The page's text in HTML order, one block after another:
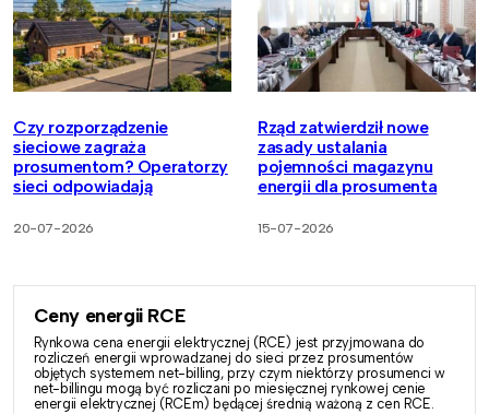
Czy rozporządzenie
sieciowe zagraża
prosumentom? Operatorzy
sieci odpowiadają
20-07-2026
Rząd zatwierdził nowe
zasady ustalania
pojemności magazynu
energii dla prosumenta
15-07-2026
Ceny energii RCE
Rynkowa cena energii elektrycznej (RCE) jest przyjmowana do
rozliczeń energii wprowadzanej do sieci przez prosumentów
objętych systemem net-billing, przy czym niektórzy prosumenci w
net-billingu mogą być rozliczani po miesięcznej rynkowej cenie
energii elektrycznej (RCEm) będącej średnią ważoną z cen RCE.